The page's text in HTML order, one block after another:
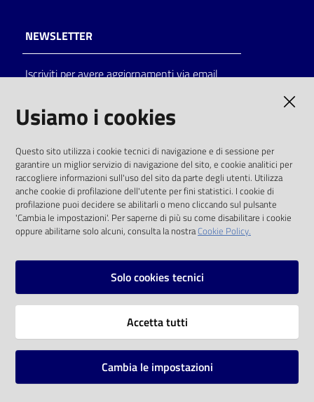
Catalogo
on line
Eventi
Chiedi al
bibliotecario
NEWSLETTER
Iscriviti per avere aggiornamenti via email
solo alle condizioni previste dalla direttiva
comunitaria 2003/98/CE e dal d.lgs. 36/2006
SOCIAL
Instagram
Vai alla pagina
Mappa del sito
Usiamo i cookies
Questo sito utilizza i cookie tecnici di navigazione e di sessione per
garantire un miglior servizio di navigazione del sito, e cookie analitici per
raccogliere informazioni sull'uso del sito da parte degli utenti. Utilizza
anche cookie di profilazione dell'utente per fini statistici. I cookie di
profilazione puoi decidere se abilitarli o meno cliccando sul pulsante
'Cambia le impostazioni'. Per saperne di più su come disabilitare i cookie
oppure abilitarne solo alcuni, consulta la nostraCookie Policy.
Solo cookies tecnici
Accetta tutti
Cambia le impostazioni